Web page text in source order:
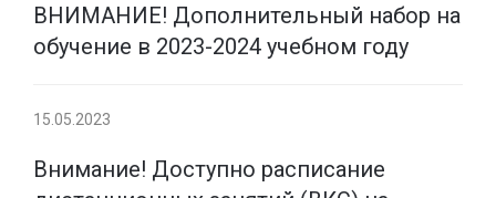
ВНИМАНИЕ! Дополнительный набор на
обучение в 2023-2024 учебном году
15.05.2023
Внимание! Доступно расписание